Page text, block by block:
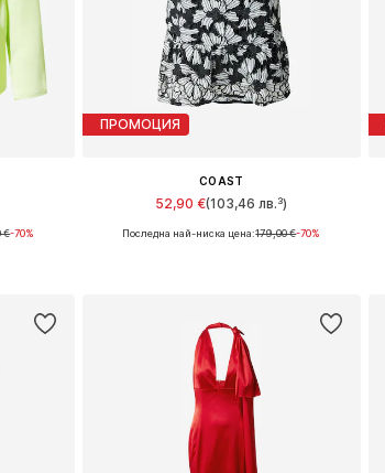
€-70%
ПРОМОЦИЯ
COAST
52,90 €(103,46 лв.³)
Налични размери: 40, 42, 44
Последна най-ниска цена:179,00 €-70%